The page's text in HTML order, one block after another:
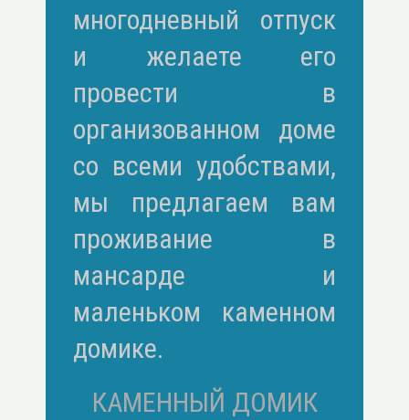
многодневный отпуск
и желаете его
провести в
организованном доме
со всеми удобствами,
мы предлагаем вам
проживание в
мансарде и
маленьком каменном
домике.
КАМЕННЫЙ ДОМИК